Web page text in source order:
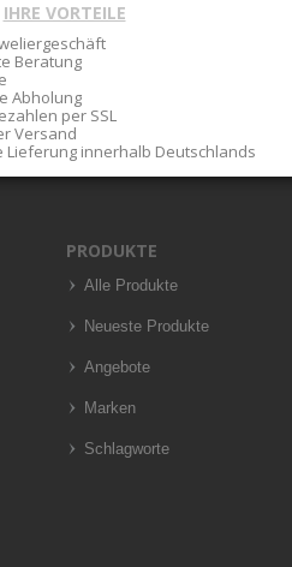
IHRE VORTEILE
Beratung
Abholung
per SSL
Versand
Lieferung innerhalb Deutschlands
PRODUKTE
Alle Produkte
Neueste Produkte
Angebote
Marken
Schlagworte